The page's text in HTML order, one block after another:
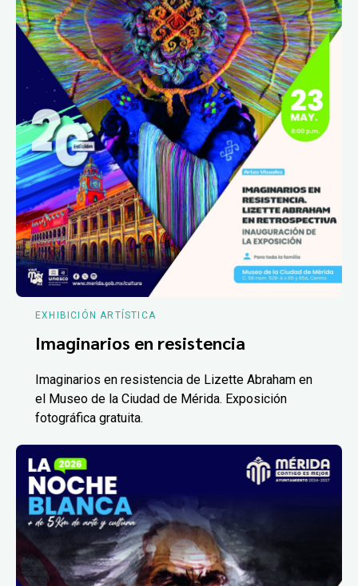
EXHIBICIÓN ARTÍSTICA
Imaginarios en resistencia
Imaginarios en resistencia de Lizette Abraham en
el Museo de la Ciudad de Mérida. Exposición
fotográfica gratuita.